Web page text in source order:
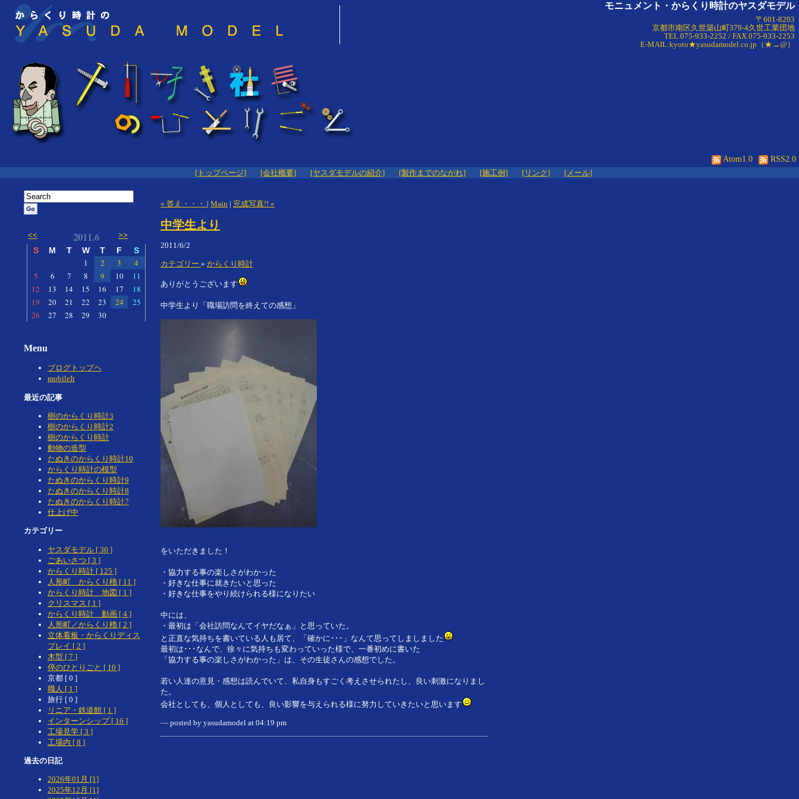
モニュメント・からくり時計のヤスダモデル
〒601-8203
京都市南区久世築山町379-4久世工業団地
TEL.075-933-2252 / FAX.075-933-2253
E-MAIL:kyoto★yasudamodel.co.jp（★→@）
RSS2.0
Atom1.0
[トップページ]
[会社概要] [ヤスダモデルの紹介] [製作までのながれ] [施工例] [リンク] [メール]
« 答え・・・ | Main | 完成写真!! »
中学生より
2011/6/2
カテゴリー » からくり時計
ありがとうございます
中学生より「職場訪問を終えての感想」
をいただきました！
・協力する事の楽しさがわかった
・好きな仕事に就きたいと思った
・好きな仕事をやり続けられる様になりたい
中には、
・最初は「会社訪問なんてイヤだなぁ」と思っていた。
と正直な気持ちを書いている人も居て、「確かに･･･」なんて思ってしましました
最初は･･･なんで、徐々に気持ちも変わっていった様で、一番初めに書いた
「協力する事の楽しさがわかった」は、その生徒さんの感想でした。
若い人達の意見・感想は読んでいて、私自身もすごく考えさせられたし、良い刺激になりまし
た。
会社としても、個人としても、良い影響を与えられる様に努力していきたいと思います
— posted by yasudamodel at 04:19 pm
<< 2011.6 >>
S M T W T F S
1 2 3
4
5
6 7 8 9 10
11
12
13 14 15 16 17
18
19
20 21 22 23 24
25
26
27 28 29 30
Menu
ブログトップヘ
mobileIt
最近の記事
樹のからくり時計3
樹のからくり時計2
樹のからくり時計
動物の造型
たぬきのからくり時計10
からくり時計の模型
たぬきのからくり時計9
たぬきのからくり時計8
たぬきのからくり時計7
仕上げ中
カテゴリー
ヤスダモデル [ 30 ]
ごあいさつ [ 3 ]
からくり時計 [ 125 ]
人形町 からくり櫓 [ 11 ]
からくり時計 地図 [ 1 ]
クリスマス [ 1 ]
からくり時計 動画 [ 4 ]
人形町／からくり櫓 [ 2 ]
立体看板・からくりディス
プレイ [ 2 ]
木型 [ 7 ]
倅のひとりごと [ 10 ]
京都 [ 0 ]
職人 [ 1 ]
旅行 [ 0 ]
リニア・鉄道館 [ 1 ]
インターンシップ [ 16 ]
工場見学 [ 3 ]
工場内 [ 8 ]
過去の日記
2026年01月 [1]
2025年12月 [1]